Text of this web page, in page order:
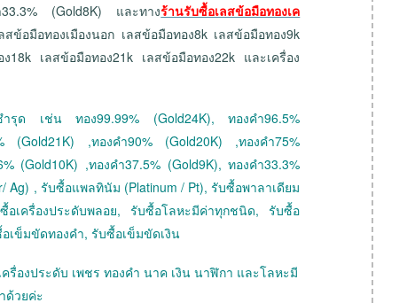
(Gold8K) และทางร้านรับซื้อเลสข้อมือทองเค
สข้อมือทองเมืองนอก เลสข้อมือทอง8k เลสข้อมือทอง9k
18k เลสข้อมือทอง21k เลสข้อมือทอง22k และเครื่อง
รุด เช่น ทอง99.99% (Gold24K), ทองคำ96.5%
(Gold21K) ,ทองคำ90% (Gold20K) ,ทองคำ75%
(Gold10K) ,ทองคำ37.5% (Gold9K), ทองคำ33.3%
Ag) , รับซื้อแพลทินัม (Platinum / Pt), รับซื้อพาลาเดียม
อเครื่องประดับพลอย, รับซื้อโลหะมีค่าทุกชนิด, รับซื้อ
ข็มขัดทองคำ, รับซื้อเข็มขัดเงิน
องประดับ เพชร ทองคำ นาค เงิน นาฬิกา และโลหะมี
ด้วยค่ะ